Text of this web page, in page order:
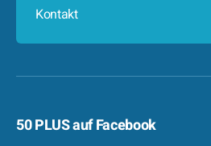
Kontakt
50 PLUS auf Facebook